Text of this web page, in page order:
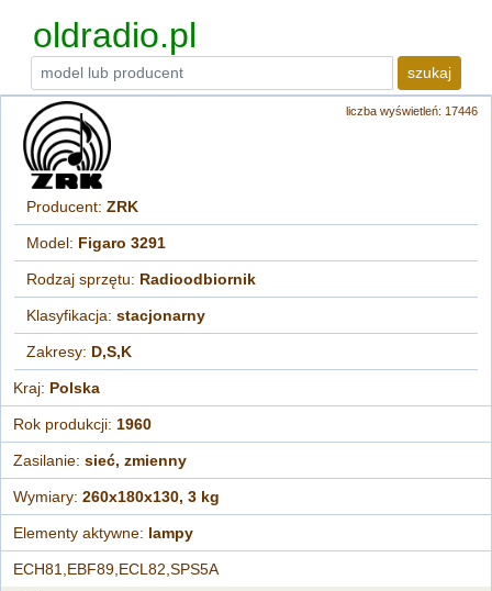
oldradio.pl
szukaj
liczba wyświetleń: 17446
Producent:ZRK
Model: Figaro 3291
Rodzaj sprzętu: Radioodbiornik
Klasyfikacja:stacjonarny
Zakresy: D,S,K
Kraj: Polska
Rok produkcji:1960
Zasilanie:sieć, zmienny
Wymiary:260x180x130, 3 kg
Elementy aktywne: lampy
ECH81,EBF89,ECL82,SPS5A